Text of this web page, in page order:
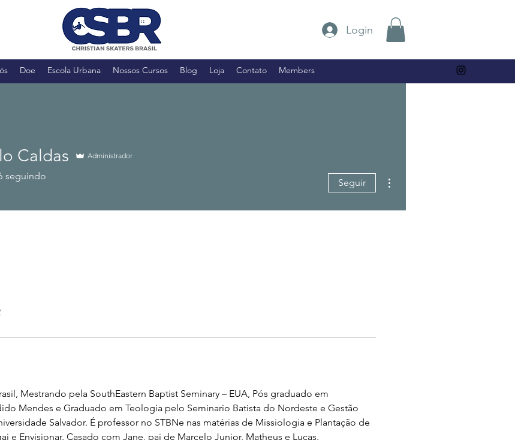
Doe Escola Urbana Nossos Cursos Blog Loja Contato Members
Login
Mestrando pela SouthEastern Baptist Seminary – EUA, Pós graduado em
Mendes e Graduado em Teologia pelo Seminario Batista do Nordeste e Gestão
Salvador. É professor no STBNe nas matérias de Missiologia e Plantação de
e Envisionar. Casado com Jane, pai de Marcelo Junior, Matheus e Lucas.
Caldas Administrador
seguindo
Seguir